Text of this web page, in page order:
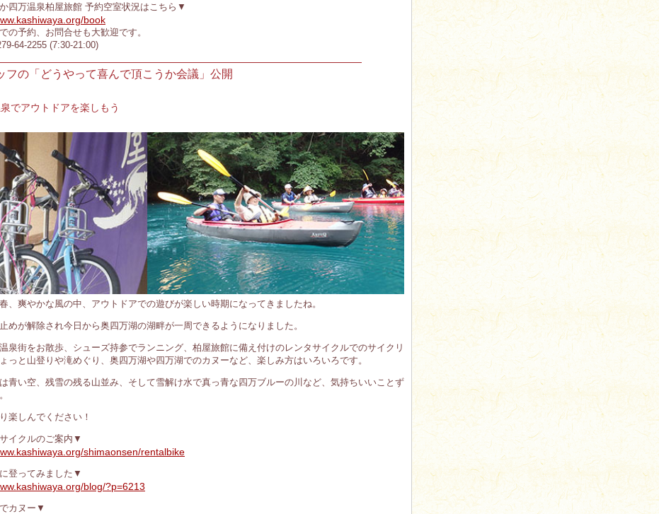
四万温泉柏屋旅館 予約空室状況はこちら▼
book
の予約、お問合せも大歓迎です。
64-2255 (7:30-21:00)
フの「どうやって喜んで頂こうか会議」公開
でアウトドアを楽しもう
、爽やかな風の中、アウトドアでの遊びが楽しい時期になってきましたね。
めが解除され今日から奥四万湖の湖畔が一周できるようになりました。
泉街をお散歩、シューズ持参でランニング、柏屋旅館に備え付けのレンタサイクルでのサイクリ
っと山登りや滝めぐり、奥四万湖や四万湖でのカヌーなど、楽しみ方はいろいろです。
青い空、残雪の残る山並み、そして雪解け水で真っ青な四万ブルーの川など、気持ちいいことず
楽しんでください！
イクルのご案内▼
shimaonsen/rentalbike
登ってみました▼
blog/?p=6213
カヌー▼